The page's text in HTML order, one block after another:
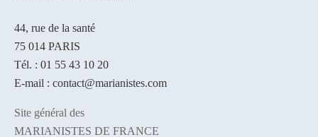
44, rue de la santé
75 014 PARIS
Tél. : 01 55 43 10 20
E-mail : contact@marianistes.com
Site général des
MARIANISTES DE FRANCE